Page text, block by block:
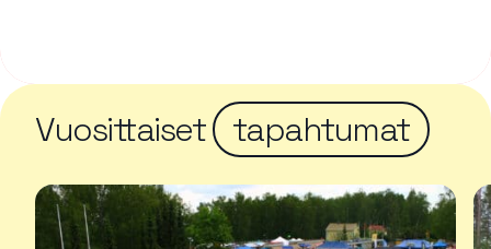
Vuosittaiset tapahtumat